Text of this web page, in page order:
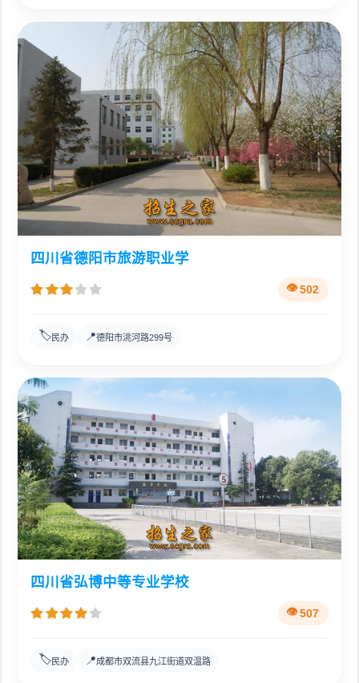
四川省德阳市旅游职业学
502
🏷️民办 📍德阳市洮河路299号
四川省弘博中等专业学校
507
🏷️民办 📍成都市双流县九江街道双温路